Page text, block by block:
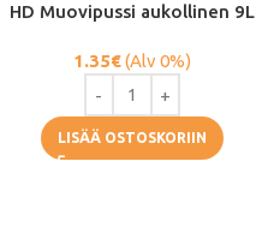
HD Muovipussi aukollinen 9L
1.35€(Alv 0%)
LISÄÄ OSTOSKORIIN